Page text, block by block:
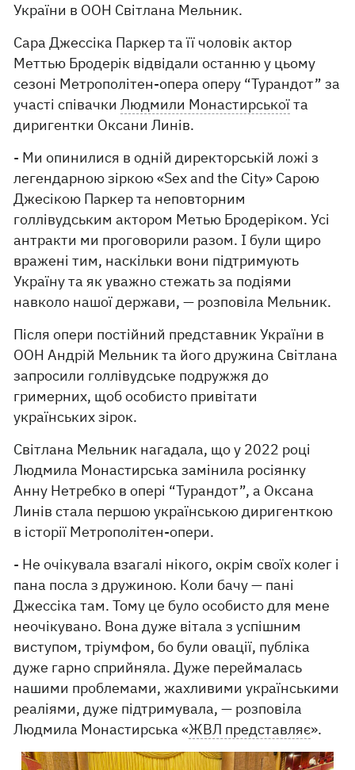
України в ООН Світлана Мельник.
Сара Джессіка Паркер та її чоловік актор
Меттью Бродерік відвідали останню у цьому
сезоні Метрополітен-опера оперу “Турандот” за
участі співачкиЛюдмили Монастирськоїта
диригентки Оксани Линів.
- Ми опинилися в одній директорській ложі з
легендарною зіркою «Sex and the City» Сарою
Джесікою Паркер та неповторним
голлівудським актором Метью Бродеріком. Усі
антракти ми проговорили разом. І були щиро
вражені тим, наскільки вони підтримують
Україну та як уважно стежать за подіями
навколо нашої держави, — розповіла Мельник.
Після опери постійний представник України в
ООН Андрій Мельник та його дружина Світлана
запросили голлівудське подружжя до
гримерних, щоб особисто привітати
українських зірок.
Світлана Мельник нагадала, що у 2022 році
Людмила Монастирська замінила росіянку
Анну Нетребко в опері “Турандот”, а Оксана
Линів стала першою українською диригенткою
в історії Метрополітен-опери.
- Не очікувала взагалі нікого, окрім своїх колег і
пана посла з дружиною. Коли бачу — пані
Джессіка там. Тому це було особисто для мене
неочікувано. Вона дуже вітала з успішним
виступом, тріумфом, бо були овації, публіка
дуже гарно сприйняла. Дуже переймалась
нашими проблемами, жахливими українськими
реаліями, дуже підтримувала, — розповіла
Людмила Монастирська «ЖВЛ представляє».